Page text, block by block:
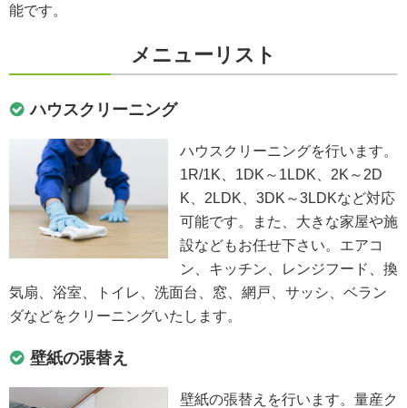
能です。
メニューリスト
ハウスクリーニング
ハウスクリーニングを行います。
1R/1K、1DK～1LDK、2K～2D
K、2LDK、3DK～3LDKなど対応
可能です。また、大きな家屋や施
設などもお任せ下さい。エアコ
ン、キッチン、レンジフード、換
気扇、浴室、トイレ、洗面台、窓、網戸、サッシ、ベラン
ダなどをクリーニングいたします。
壁紙の張替え
壁紙の張替えを行います。量産ク